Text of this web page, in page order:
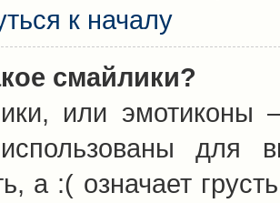
к началу
смайлики?
или эмотиконы
для
а :( означает